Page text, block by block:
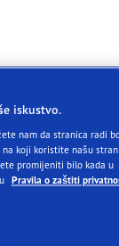
3
i
iskustvo.
nam da stranica radi
koji koristite našu
promijeniti bilo kada u
Pravila o zaštiti